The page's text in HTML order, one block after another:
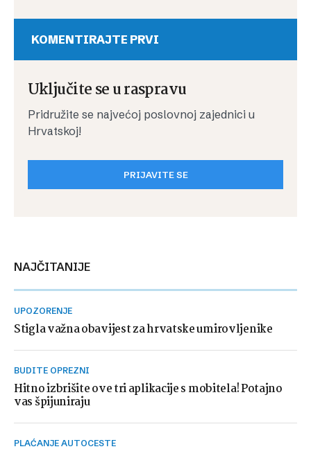
KOMENTIRAJTE PRVI
Uključite se u raspravu
Pridružite se najvećoj poslovnoj zajednici u
Hrvatskoj!
PRIJAVITE SE
NAJČITANIJE
UPOZORENJE
Stigla važna obavijest za hrvatske umirovljenike
BUDITE OPREZNI
Hitno izbrišite ove tri aplikacije s mobitela! Potajno
vas špijuniraju
PLAĆANJE AUTOCESTE